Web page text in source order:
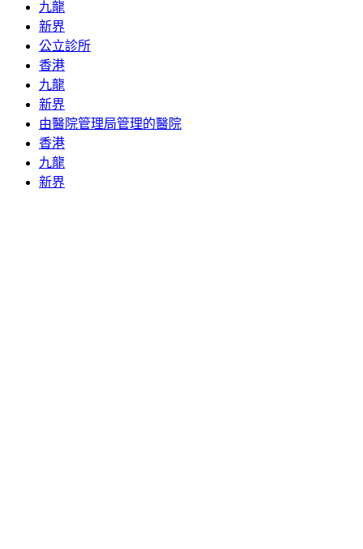
九龍
新界
公立診所
香港
九龍
新界
由醫院管理局管理的醫院
香港
九龍
新界